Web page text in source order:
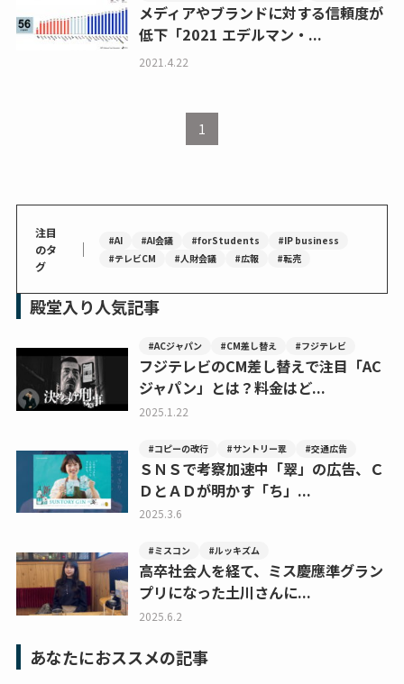
メディアやブランドに対する信頼度が
低下「2021 エデルマン・...
2021.4.22
1
注目
のタ
グ
｜ #AI #AI会議 #forStudents
#IP business
#テレビCM
#人財会議 #広報 #転売
殿堂入り人気記事
#ACジャパン #CM差し替え #フジテレビ
フジテレビのCM差し替えで注目「AC
ジャパン」とは？料金はど...
2025.1.22
#コピーの改行 #サントリー翠 #交通広告
ＳＮＳで考察加速中「翠」の広告、Ｃ
ＤとＡＤが明かす「ち」...
2025.3.6
#ミスコン #ルッキズム
高卒社会人を経て、ミス慶應準グラン
プリになった土川さんに...
2025.6.2
あなたにおススメの記事